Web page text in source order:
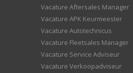
Vacature Aftersales Manager
Vacature APK Keurmeester
Vacature Autotechnicus
Vacature Fleetsales Manager
Vacature Service Adviseur
Vacature Verkoopadviseur